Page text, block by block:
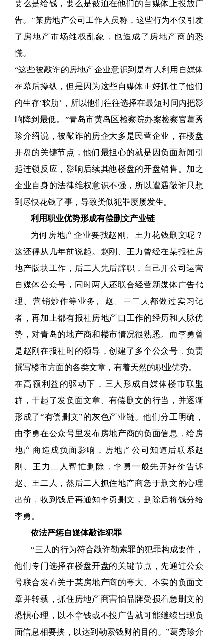
要么是给钱，要么是被迫在他们的自媒体上投放广
告。”某房地产公司工作人员称，这些行为不仅引发
了房地产市场维权乱象，也造成了房地产商的恐
慌。
“这些被敲诈的房地产企业意识到是有人利用自媒体
在幕后操纵，但是因为这些自媒体正好抓住了他们
的生存‘软肋’，所以他们往往选择在最短时间内把影
响降到最低。”青岛市黄岛区检察院办案检察官葛秀
珍介绍说，被敲诈的房企大多是民营企业，在楼盘
开盘的关键节点，他们最担心的就是因负面新闻引
起连锁反应，影响后续其他楼盘的开盘销售。加之
企业自身的法律维权意识不强，所以遭遇敲诈只想
到尽快花钱了事，导致类似犯罪屡屡发生。
利用职业优势形成有偿删文产业链
为何房地产企业要找赵刚、王力花钱删文呢？
这还得从几年前说起。赵刚、王力曾经在某报社房
地产版块工作，后二人先后辞职，自己开公司运营
自媒体公众号，同时两人还联合经营新媒体广告代
理、营销炒作等业务。赵、王二人都做过实习记
者，再加上都有报社房地产口工作的经历和人脉优
势，对青岛的地产商和楼市情况很熟悉。而李勇曾
是赵刚在报社时的领导，创建了多个公众号，负责
撰写楼市方面的各类文章，有着天然的职业优势。
在高额利益的驱动下，三人形成自媒体楼市联盟
群，干起了发负面文章、有偿删文的行当，并逐渐
形成了“有偿删文”的灰色产业链。他们分工明确，
由李勇在公众号里发布房地产商的负面信息，给房
地产商造成负面影响，房地产公司知道后联系赵
刚、王力二人帮忙删除，李勇一般先开好价告诉
赵、王二人，然后二人抓住地产商急于删文的心理
出价，收到钱后再通知李勇删文，删除后将钱分给
李勇。
依法严惩自媒体敲诈犯罪
“三人的行为符合敲诈勒索罪的犯罪构成要件，
他们专门选择在楼盘开盘的关键节点，先通过公众
号联合发布关于某房地产商的夸大、不实的负面文
章并转载，抓住房地产商害怕品牌受损着急删文的
恐惧心理，以不拿钱或不投广告就可能继续出现负
面信息相要挟，以达到勒索钱财的目的。”葛秀珍介